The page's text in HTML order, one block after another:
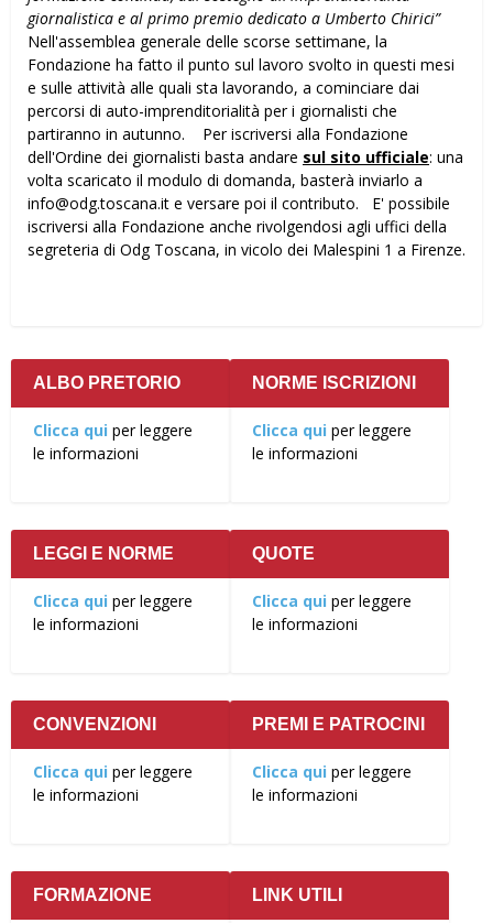
giornalistica e al primo premio dedicato a Umberto Chirici”
Nell'assemblea generale delle scorse settimane, la
Fondazione ha fatto il punto sul lavoro svolto in questi mesi
e sulle attività alle quali sta lavorando, a cominciare dai
percorsi di auto-imprenditorialità per i giornalisti che
partiranno in autunno. Per iscriversi alla Fondazione
dell'Ordine dei giornalisti basta andare sul sito ufficiale: una
volta scaricato il modulo di domanda, basterà inviarlo a
info@odg.toscana.it e versare poi il contributo. E' possibile
iscriversi alla Fondazione anche rivolgendosi agli uffici della
segreteria di Odg Toscana, in vicolo dei Malespini 1 a Firenze.
ALBO PRETORIO
Clicca qui per leggere
le informazioni
NORME ISCRIZIONI
Clicca qui per leggere
le informazioni
LEGGI E NORME
Clicca qui per leggere
le informazioni
QUOTE
Clicca qui per leggere
le informazioni
CONVENZIONI
Clicca qui per leggere
le informazioni
PREMI E PATROCINI
Clicca qui per leggere
le informazioni
FORMAZIONE LINK UTILI